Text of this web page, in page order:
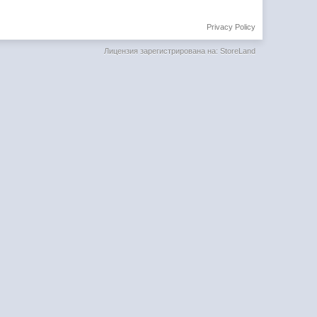
Privacy Policy
Лицензия зарегистрирована на: StoreLand